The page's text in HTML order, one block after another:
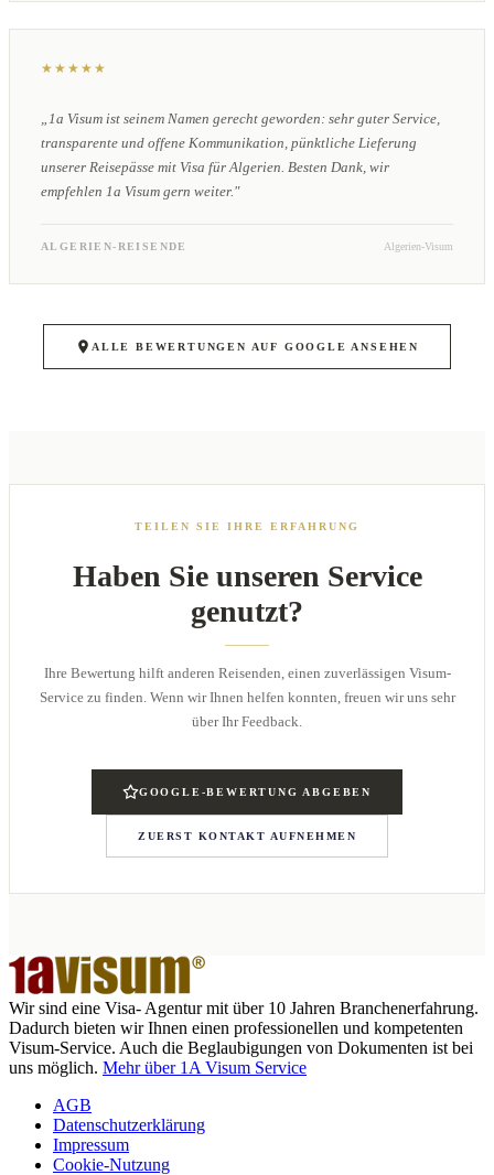
★★★★★
„1a Visum ist seinem Namen gerecht geworden: sehr guter Service,
transparente und offene Kommunikation, pünktliche Lieferung
unserer Reisepässe mit Visa für Algerien. Besten Dank, wir
empfehlen 1a Visum gern weiter."
ALGERIEN-REISENDE Algerien-Visum
ALLE BEWERTUNGEN AUF GOOGLE ANSEHEN
TEILEN SIE IHRE ERFAHRUNG
Haben Sie unseren Service
genutzt?
Ihre Bewertung hilft anderen Reisenden, einen zuverlässigen Visum-
Service zu finden. Wenn wir Ihnen helfen konnten, freuen wir uns sehr
über Ihr Feedback.
GOOGLE-BEWERTUNG ABGEBEN
ZUERST KONTAKT AUFNEHMEN
Wir sind eine Visa- Agentur mit über 10 Jahren Branchenerfahrung.
Dadurch bieten wir Ihnen einen professionellen und kompetenten
Visum-Service. Auch die Beglaubigungen von Dokumenten ist bei
uns möglich. Mehr über 1A Visum Service
AGB
Datenschutzerklärung
Impressum
Cookie-Nutzung